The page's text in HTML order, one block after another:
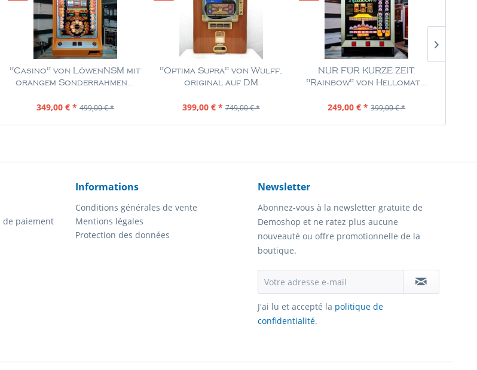
"Casino" von LöwenNSM mit
orangem Sonderrahmen...
Contenu
349,00 € * 499,00 € *
"Optima Supra" von Wulff,
original auf DM
Contenu
399,00 € * 749,00 € *
NUR FÜR KURZE ZEIT:
"Rainbow" von Hellomat...
Contenu
249,00 € * 399,00 € *
de paiement
Informations
Conditions générales de vente
Mentions légales
Protection des données
Newsletter
Abonnez-vous à la newsletter gratuite de
Demoshop et ne ratez plus aucune
nouveauté ou offre promotionnelle de la
boutique.
J'ai lu et accepté la politique de
confidentialité.